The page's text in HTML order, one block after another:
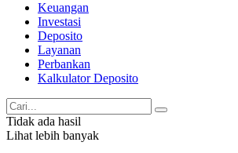
Keuangan
Investasi
Deposito
Layanan
Perbankan
Kalkulator Deposito
Tidak ada hasil
Lihat lebih banyak